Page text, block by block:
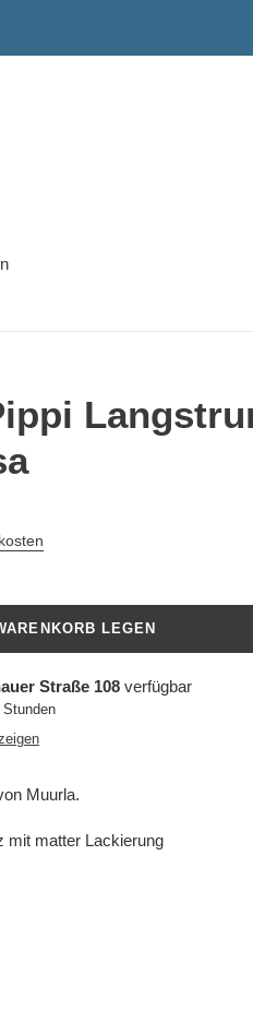
LEGEN
Straße 108 verfügbar
Muurla.
mit matter Lackierung